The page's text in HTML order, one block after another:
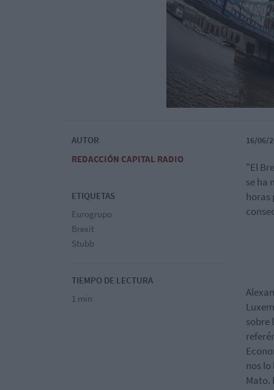
AUTOR
REDACCIÓN CAPITAL RADIO
ETIQUETAS
Eurogrupo
Brexit
Stubb
TIEMPO DE LECTURA
1 min
16/06/
"El
se ha
horas
sobre
nos
Mato.